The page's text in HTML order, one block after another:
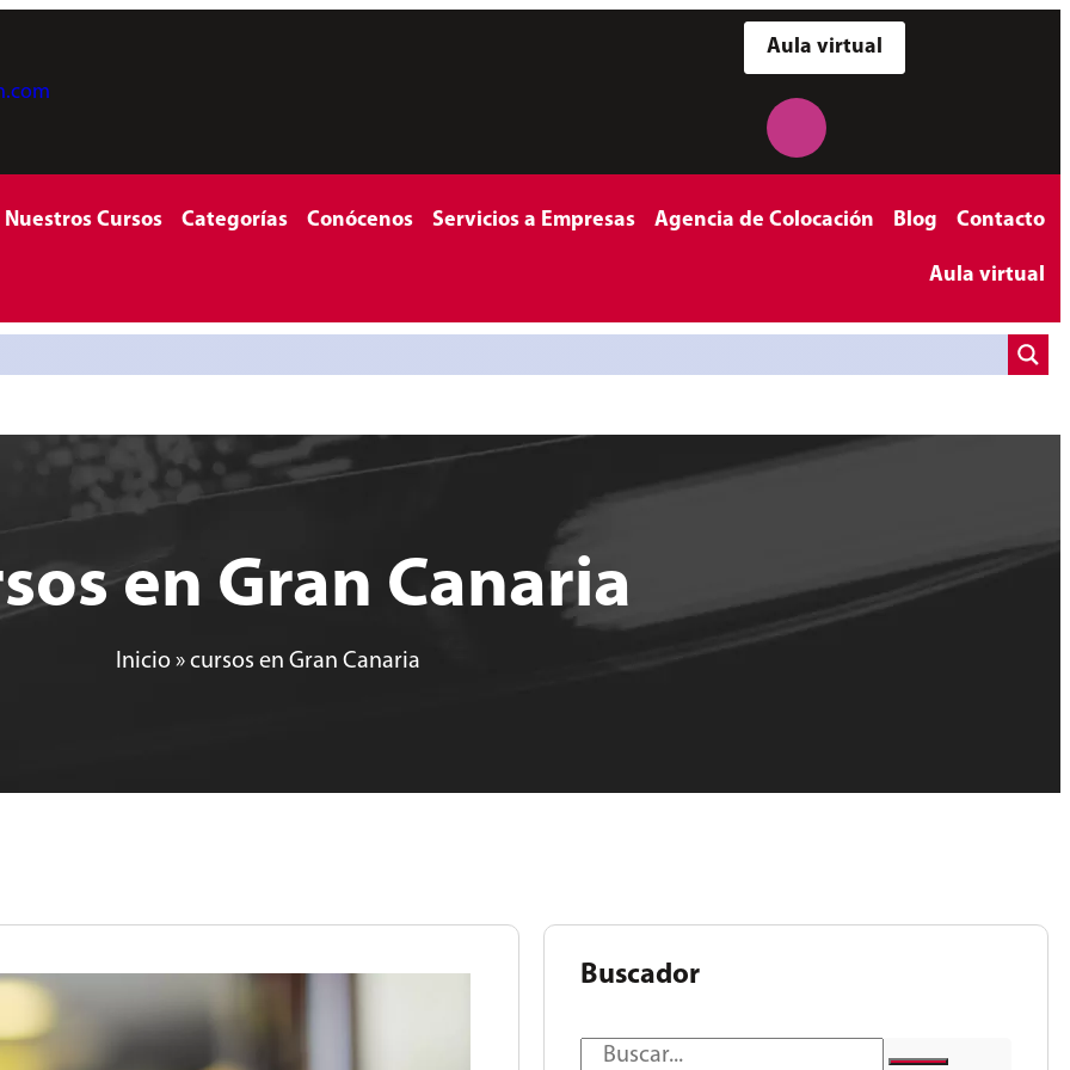
Aula virtual
Nuestros Cursos Categorías Conócenos Servicios a Empresas Agencia de Colocación Blog Contacto
Aula virtual
en Gran Canaria
Inicio» cursos en Gran Canaria
Buscador